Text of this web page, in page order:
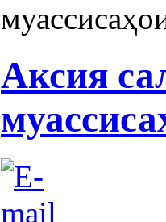
Аксия